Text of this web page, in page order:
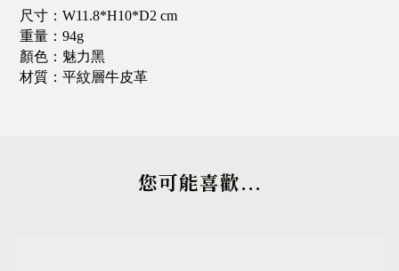
尺寸： W11.8*H10*D2 cm
重量：94g
顏色：魅力黑
材質： 平紋層牛皮革
您可能喜歡...